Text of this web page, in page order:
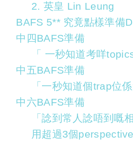
2. 英皇 Lin Leung
BAFS 5** 究竟點樣準備
中四BAFS準備
「 一秒知道考咩topics
中五BAFS準備
「一秒知道個trap位係
中六BAFS準備
「諗到常人諗唔到嘅
用超過3個